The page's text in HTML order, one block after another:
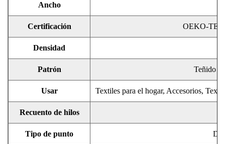
Ancho
Certificación OEKO-
Densidad
Patrón Teñido
Usar Textiles para el hogar, Accesorios,
Recuento de hilos
Tipo de punto